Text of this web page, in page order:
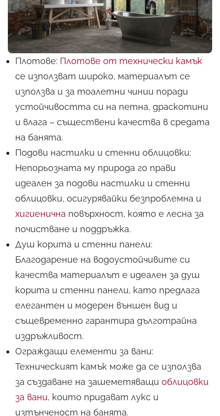
Плотове: Плотове от технически камък
се използват широко, материалът се
използва и за тоалетни чинии поради
устойчивостта си на петна, драскотини
и влага – съществени качества в средата
на банята.
Подови настилки и стенни облицовки:
Непорьозната му природа го прави
идеален за подови настилки и стенни
облицовки, осигурявайки безпроблемна и
хигиенична повърхност, която е лесна за
почистване и поддръжка.
Душ корита и стенни панели:
Благодарение на водоустойчивите си
качества материалът е идеален за душ
корита и стенни панели, като предлага
елегантен и модерен външен вид и
същевременно гарантира дълготрайна
издръжливост.
Ограждащи елементи за вани:
Техническият камък може да се използва
за създаване на зашеметяващи облицовки
за вани, които придават лукс и
изтънченост на банята.